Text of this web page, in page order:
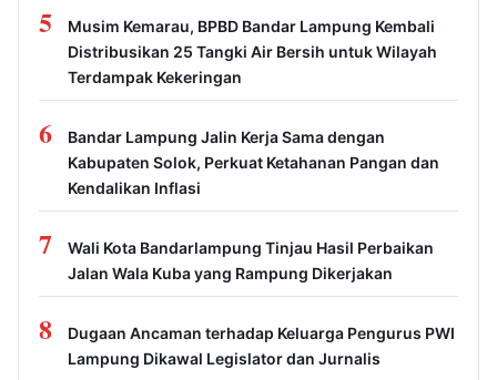
5
Musim Kemarau, BPBD Bandar Lampung Kembali
Distribusikan 25 Tangki Air Bersih untuk Wilayah
Terdampak Kekeringan
6
Bandar Lampung Jalin Kerja Sama dengan
Kabupaten Solok, Perkuat Ketahanan Pangan dan
Kendalikan Inflasi
7
Wali Kota Bandarlampung Tinjau Hasil Perbaikan
Jalan Wala Kuba yang Rampung Dikerjakan
8
Dugaan Ancaman terhadap Keluarga Pengurus PWI
Lampung Dikawal Legislator dan Jurnalis